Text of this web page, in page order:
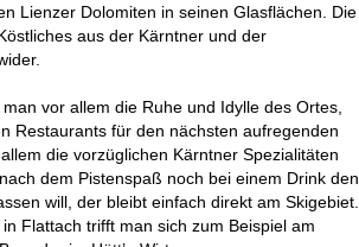
Lienzer Dolomiten in seinen Glasflächen. Die
aus der Kärntner und der
vor allem die Ruhe und Idylle des Ortes,
Restaurants für den nächsten aufregenden
die vorzüglichen Kärntner Spezialitäten
dem Pistenspaß noch bei einem Drink den
will, der bleibt einfach direkt am Skigebiet.
Flattach trifft man sich zum Beispiel am